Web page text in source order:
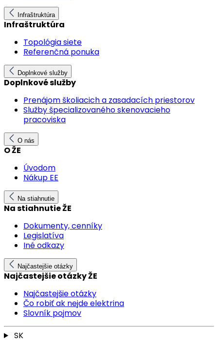
Infraštruktúra
Infraštruktúra
Topológia siete
Referenčná ponuka
Doplnkové služby
Doplnkové služby
Prenájom školiacich a zasadacích priestorov
Služby špecializovaného skenovacieho
pracoviska
O nás
O ŽE
Úvodom
Nákup EE
Na stiahnutie
Na stiahnutie ŽE
Dokumenty, cenníky
Legislatíva
Iné odkazy
Najčastejšie otázky
Najčastejšie otázky ŽE
Najčastejšie otázky
Čo robiť ak nejde elektrina
Slovník pojmov
SK